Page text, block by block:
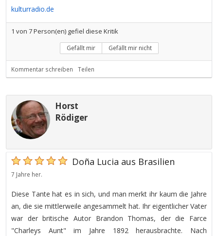
kulturradio.de
1 von 7Person(en) gefiel diese Kritik
Gefällt mir Gefällt mir nicht
Kommentar schreiben Teilen
Horst
Rödiger
Doña Lucia aus Brasilien
7 Jahre her.
Diese Tante hat es in sich, und man merkt ihr kaum die Jahre
an, die sie mittlerweile angesammelt hat. Ihr eigentlicher Vater
war der britische Autor Brandon Thomas, der die Farce
"Charleys Aunt" im Jahre 1892 herausbrachte. Nach